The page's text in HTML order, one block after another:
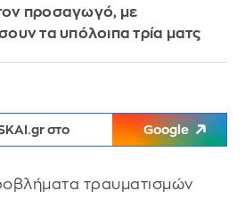
προσαγωγό, με
τα υπόλοιπα τρία ματς
στο Google
τραυματισμών